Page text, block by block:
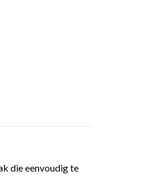
die eenvoudig te